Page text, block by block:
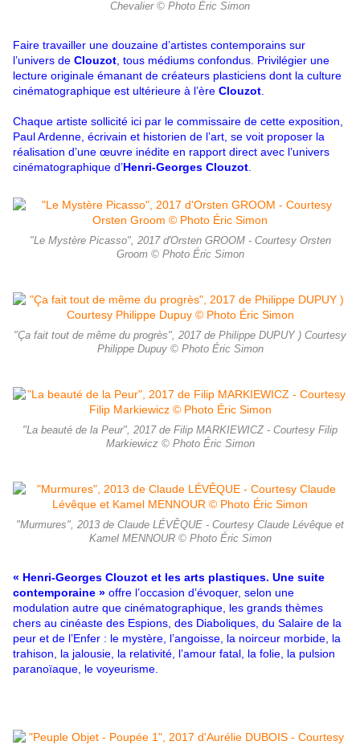
Chevalier © Photo Éric Simon
Faire travailler une douzaine d’artistes contemporains sur
l’univers de Clouzot , tous médiums confondus. Privilégier une
lecture originale émanant de créateurs plasticiens dont la culture
cinématographique est ultérieure à l’ère Clouzot
Chaque artiste sollicité ici par le commissaire de cette exposition,
Paul Ardenne, écrivain et historien de l’art, se voit proposer la
réalisation d’une œuvre inédite en rapport direct avec l’univers
cinématographique d’Henri-Georges Clouzot
"Le Mystère Picasso", 2017 d'Orsten GROOM - Courtesy Orsten
Groom © Photo Éric Simon
"Ça fait tout de même du progrès", 2017 de Philippe DUPUY ) Courtesy
Philippe Dupuy © Photo Éric Simon
"La beauté de la Peur", 2017 de Filip MARKIEWICZ - Courtesy Filip
Markiewicz © Photo Éric Simon
"Murmures", 2013 de Claude LÉVÊQUE - Courtesy Claude Lévêque et
Kamel MENNOUR © Photo Éric Simon
« Henri-Georges Clouzot et les arts plastiques. Une suite
contemporaine » offre l’occasion d’évoquer, selon une
modulation autre que cinématographique, les grands thèmes
chers au cinéaste des Espions, des Diaboliques, du Salaire de la
peur et de l’Enfer : le mystère, l’angoisse, la noirceur morbide, la
trahison, la jalousie, la relativité, l’amour fatal, la folie, la pulsion
paranoïaque, le voyeurisme.